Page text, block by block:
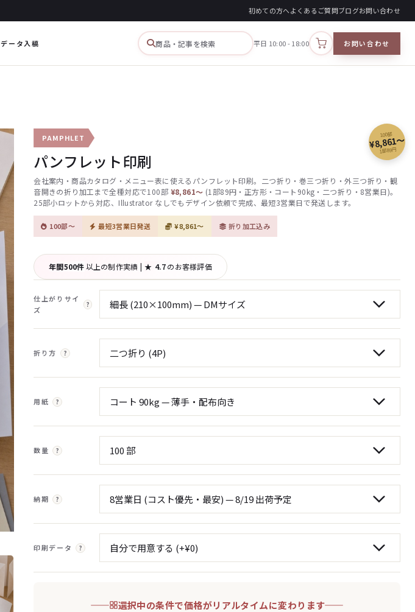
初めての方へよくあるご質問ブログお問い合わせ
データ入稿 商品・記事を検索 平日 10:00 - 18:00
カートを見る
お問い合わせ
100部
¥8,861〜
1部89円
PAMPHLET
パンフレット印刷
会社案内・商品カタログ・メニュー表に使えるパンフレット印刷。二つ折り・巻三つ折り・外三つ折り・観
音開きの折り加工まで全種対応で100部 ¥8,861〜 (1部89円・正方形・コート90kg・二つ折り・8営業日)。
25部小ロットから対応、Illustrator なしでもデザイン依頼で完成、最短3営業日で発送します。
100部〜 最短3営業日発送 ¥8,861〜 折り加工込み
年間500件以上の制作実績 | ★ 4.7のお客様評価
仕上がりサイ
ズ
?
折り方 ?
用紙 ?
数量 ?
納期 ?
印刷データ ?
選択中の条件で価格がリアルタイムに変わります